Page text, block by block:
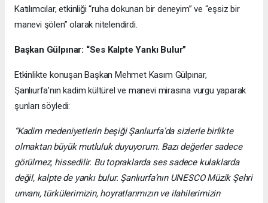
Katılımcılar, etkinliği “ruha dokunan bir deneyim” ve “eşsiz bir
manevi şölen” olarak nitelendirdi.
Başkan Gülpınar: “Ses Kalpte Yankı Bulur”
Etkinlikte konuşan Başkan Mehmet Kasım Gülpınar,
Şanlıurfa’nın kadim kültürel ve manevi mirasına vurgu yaparak
şunları söyledi:
“Kadim medeniyetlerin beşiği Şanlıurfa’da sizlerle birlikte
olmaktan büyük mutluluk duyuyorum. Bazı değerler sadece
görülmez, hissedilir. Bu topraklarda ses sadece kulaklarda
değil, kalpte de yankı bulur. Şanlıurfa’nın UNESCO Müzik Şehri
unvanı, türkülerimizin, hoyratlarımızın ve ilahilerimizin